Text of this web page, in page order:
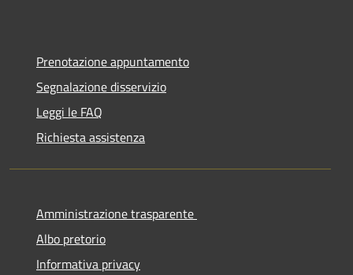
Prenotazione appuntamento
Segnalazione disservizio
Leggi le FAQ
Richiesta assistenza
Amministrazione trasparente
Albo pretorio
Informativa privacy